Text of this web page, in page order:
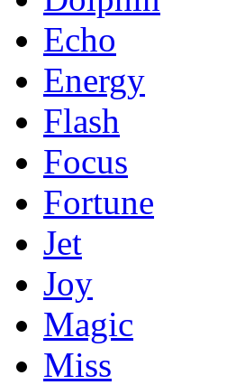
Echo
Energy
Flash
Focus
Fortune
Jet
Joy
Magic
Miss